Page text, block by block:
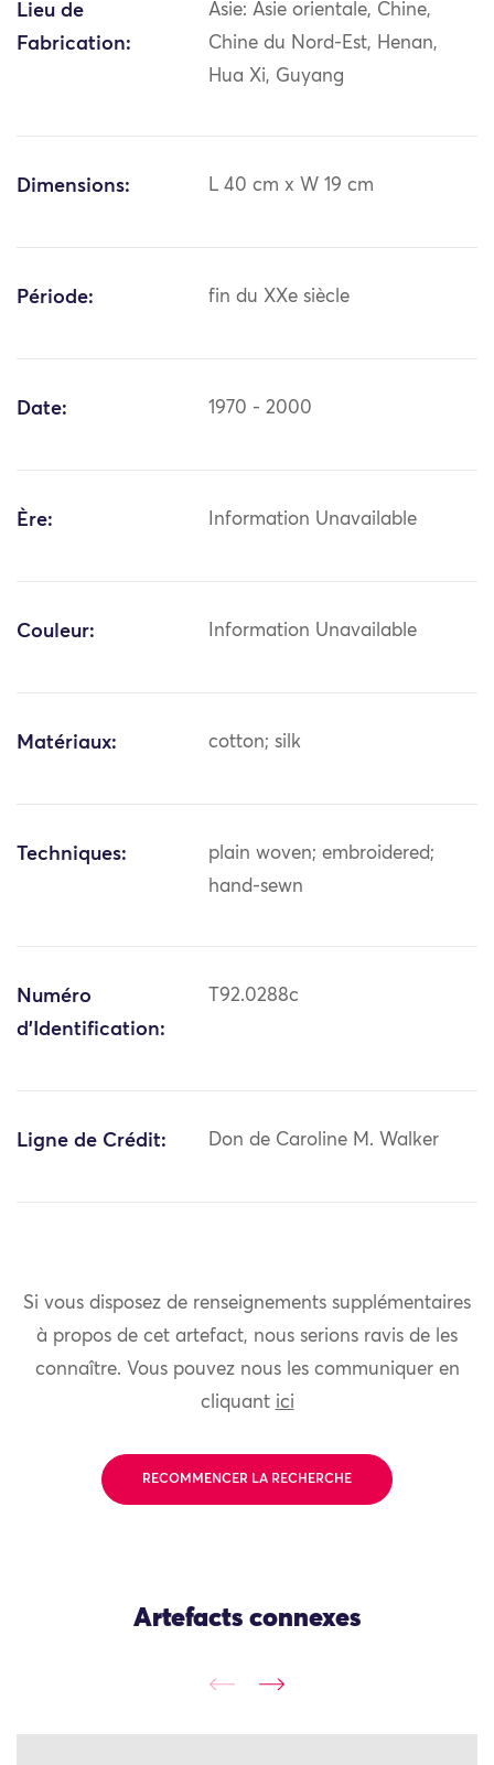
Lieu de
Fabrication:
Asie: Asie orientale, Chine,
Chine du Nord-Est, Henan,
Hua Xi, Guyang
Dimensions: L 40 cm x W 19 cm
Période: fin du XXe siècle
Date: 1970 - 2000
Ère: Information Unavailable
Couleur: Information Unavailable
Matériaux: cotton; silk
Techniques:
plain woven; embroidered;
hand-sewn
Numéro
d'Identification:
T92.0288c
Ligne de Crédit: Don de Caroline M. Walker
Si vous disposez de renseignements supplémentaires
à propos de cet artefact, nous serions ravis de les
connaître. Vous pouvez nous les communiquer en
cliquant ici
RECOMMENCER LA RECHERCHE
Artefacts connexes